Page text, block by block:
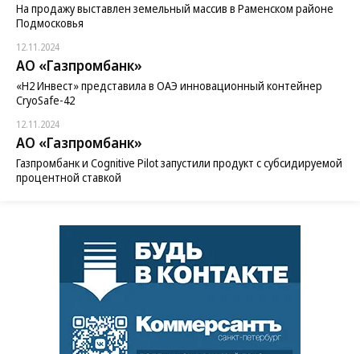
На продажу выставлен земельный массив в Раменском районе
Подмосковья
12.11.2024
АО «Газпромбанк»
«H2 Инвест» представила в ОАЭ инновационный контейнер
CryoSafe-42
12.11.2024
АО «Газпромбанк»
Газпромбанк и Cognitive Pilot запустили продукт с субсидируемой
процентной ставкой